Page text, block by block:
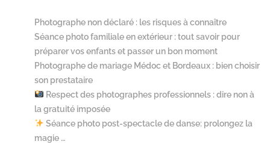
Photographe non déclaré : les risques à connaître
Séance photo familiale en extérieur : tout savoir pour
préparer vos enfants et passer un bon moment
Photographe de mariage Médoc et Bordeaux : bien choisir
son prestataire
Respect des photographes professionnels : dire non à
la gratuité imposée
Séance photo post-spectacle de danse: prolongez la
magie …